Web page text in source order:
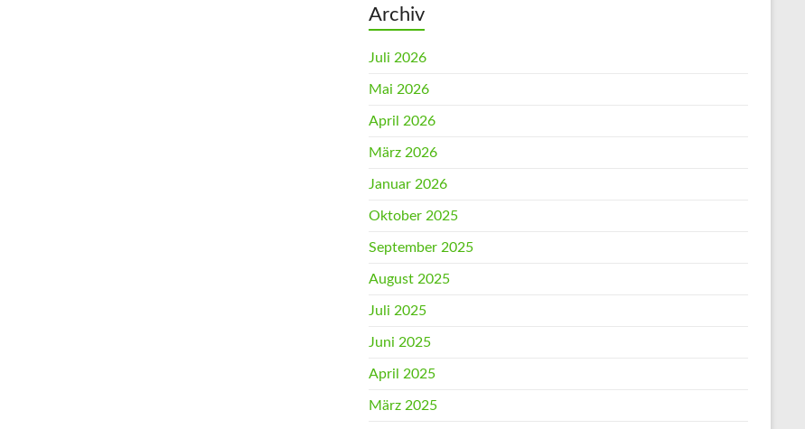
Archiv
Juli 2026
Mai 2026
April 2026
März 2026
Januar 2026
Oktober 2025
September 2025
August 2025
Juli 2025
Juni 2025
April 2025
März 2025